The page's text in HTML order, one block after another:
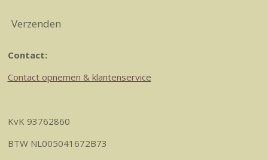
Verzenden
Contact:
Contact opnemen & klantenservice
KvK 93762860
BTW NL005041672B73